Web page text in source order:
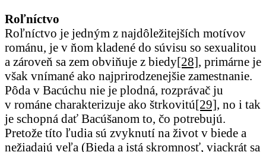
Roľníctvo
Roľníctvo je jedným z najdôležitejších motívov
románu, je v ňom kladené do súvisu so sexualitou
a zároveň sa zem obviňuje z biedy[28], primárne je
však vnímané ako najprirodzenejšie zamestnanie.
Pôda v Bacúchu nie je plodná, rozprávač ju
v románe charakterizuje ako štrkovitú[29], no i tak
je schopná dať Bacúšanom to, čo potrebujú.
Pretože títo ľudia sú zvyknutí na život v biede a
nežiadajú veľa (Bieda a istá skromnosť, viackrát sa